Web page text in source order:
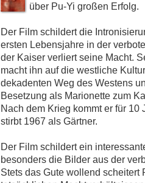
über Pu-Yi großen Erfolg.
Der Film schildert die
ersten Lebensjahre in der
der Kaiser verliert seine Macht.
macht ihn auf die westliche
dekadenten Weg des Westens
Besetzung als Marionette zum
Nach dem Krieg kommt er für
stirbt 1967 als Gärtner.
Der Film schildert ein
besonders die Bilder aus der
Stets das Gute wollend